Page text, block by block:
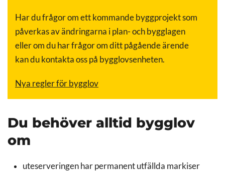
Har du frågor om ett kommande byggprojekt som
påverkas av ändringarna i plan- och bygglagen
eller om du har frågor om ditt pågående ärende
kan du kontakta oss på bygglovsenheten.
Nya regler för bygglov
Du behöver alltid bygglov
om
uteserveringen har permanent utfällda markiser